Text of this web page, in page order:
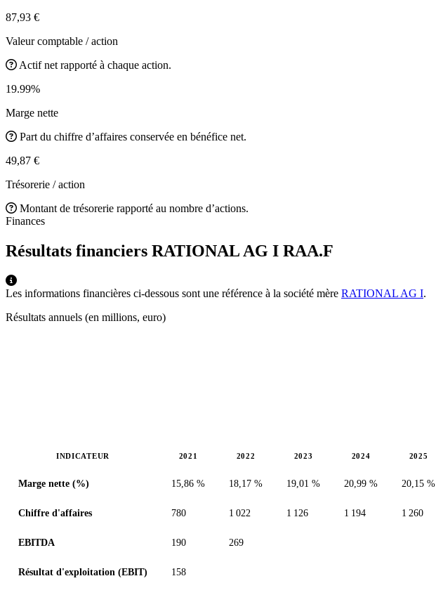
87,93 €
Valeur comptable / action
Actif net rapporté à chaque action.
19.99%
Marge nette
Part du chiffre d’affaires conservée en bénéfice net.
49,87 €
Trésorerie / action
Montant de trésorerie rapporté au nombre d’actions.
Finances
Résultats financiers RATIONAL AG I RAA.F
Les informations financières ci-dessous sont une référence à la société mère RATIONAL AG I.
Résultats annuels (en millions, euro)
INDICATEUR 2021 2022 2023 2024 2025
Marge nette (%) 15,86 % 18,17 % 19,01 % 20,99 % 20,15 %
Chiffre d'affaires 780 1 022 1 126 1 194 1 260
EBITDA 190 269
Résultat d'exploitation (EBIT) 158